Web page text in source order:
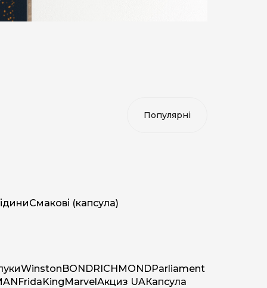
Смакові (капсула)
WinstonBONDRICHMONDParliament
FridaKingMarvelАкциз UAКапсула